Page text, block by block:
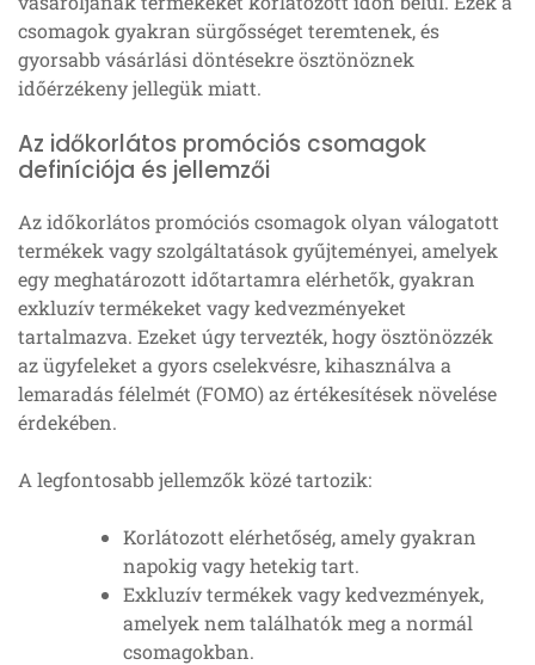
csomagok gyakran sürgősséget teremtenek, és
gyorsabb vásárlási döntésekre ösztönöznek
időérzékeny jellegük miatt.
Az időkorlátos promóciós csomagok
definíciója és jellemzői
Az időkorlátos promóciós csomagok olyan válogatott
termékek vagy szolgáltatások gyűjteményei, amelyek
egy meghatározott időtartamra elérhetők, gyakran
exkluzív termékeket vagy kedvezményeket
tartalmazva. Ezeket úgy tervezték, hogy ösztönözzék
az ügyfeleket a gyors cselekvésre, kihasználva a
lemaradás félelmét (FOMO) az értékesítések növelése
érdekében.
A legfontosabb jellemzők közé tartozik:
Korlátozott elérhetőség, amely gyakran
napokig vagy hetekig tart.
Exkluzív termékek vagy kedvezmények,
amelyek nem találhatók meg a normál
csomagokban.